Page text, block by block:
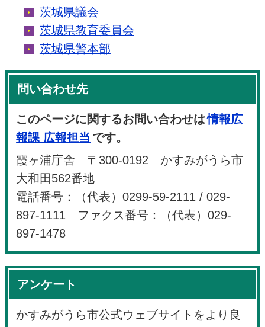
茨城県議会
茨城県教育委員会
茨城県警本部
問い合わせ先
このページに関するお問い合わせは情報広
報課 広報担当 です。
霞ヶ浦庁舎 〒300-0192 かすみがうら市
大和田562番地
電話番号：（代表）0299-59-2111 / 029-
897-1111 ファクス番号：（代表）029-
897-1478
アンケート
かすみがうら市公式ウェブサイトをより良